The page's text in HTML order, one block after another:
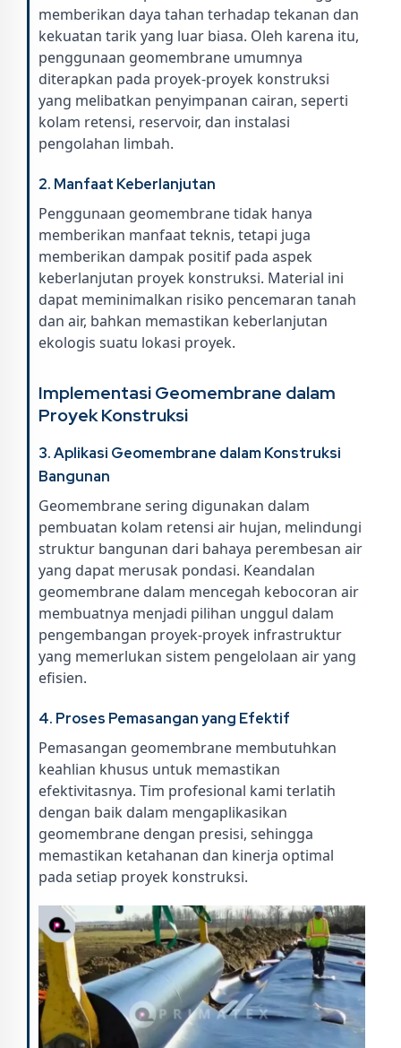
memberikan daya tahan terhadap tekanan dan
kekuatan tarik yang luar biasa. Oleh karena itu,
penggunaan geomembrane umumnya
diterapkan pada proyek-proyek konstruksi
yang melibatkan penyimpanan cairan, seperti
kolam retensi, reservoir, dan instalasi
pengolahan limbah.
2. Manfaat Keberlanjutan
Penggunaan geomembrane tidak hanya
memberikan manfaat teknis, tetapi juga
memberikan dampak positif pada aspek
keberlanjutan proyek konstruksi. Material ini
dapat meminimalkan risiko pencemaran tanah
dan air, bahkan memastikan keberlanjutan
ekologis suatu lokasi proyek.
Implementasi Geomembrane dalam
Proyek Konstruksi
3. Aplikasi Geomembrane dalam Konstruksi
Bangunan
Geomembrane sering digunakan dalam
pembuatan kolam retensi air hujan, melindungi
struktur bangunan dari bahaya perembesan air
yang dapat merusak pondasi. Keandalan
geomembrane dalam mencegah kebocoran air
membuatnya menjadi pilihan unggul dalam
pengembangan proyek-proyek infrastruktur
yang memerlukan sistem pengelolaan air yang
efisien.
4. Proses Pemasangan yang Efektif
Pemasangan geomembrane membutuhkan
keahlian khusus untuk memastikan
efektivitasnya. Tim profesional kami terlatih
dengan baik dalam mengaplikasikan
geomembrane dengan presisi, sehingga
memastikan ketahanan dan kinerja optimal
pada setiap proyek konstruksi.